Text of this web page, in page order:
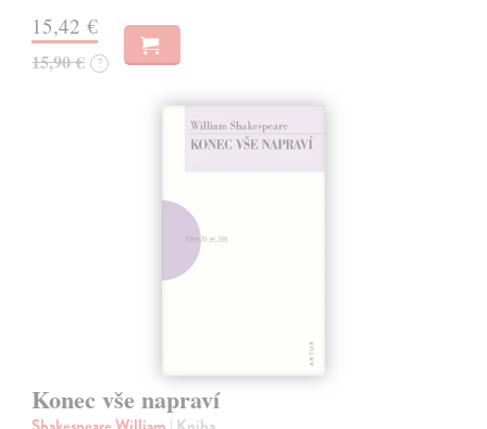
15,42 €
15,90 € ?
Konec vše napraví